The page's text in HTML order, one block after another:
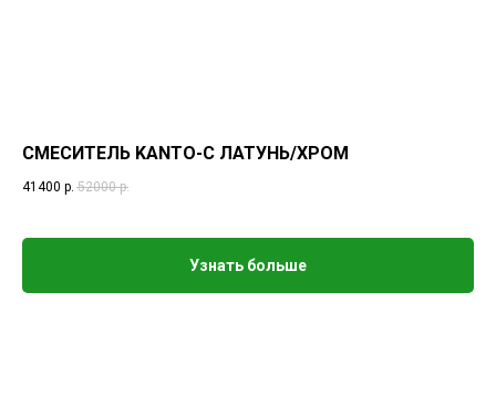
СМЕСИТЕЛЬ KANTO-C ЛАТУНЬ/ХРОМ
41400 р. 52000 р.
Узнать больше